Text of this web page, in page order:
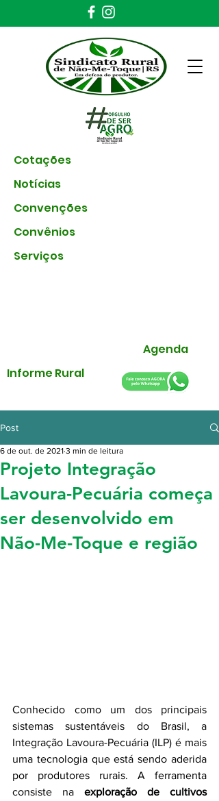
Cotações
Notícias
Convenções
Convênios
Serviços
Agenda
Informe Rural
Post
Projeto Integração
Lavoura-Pecuária começa
ser desenvolvido em
Não-Me-Toque e região
6 de out. de 2021 3 min de leitura
Conhecido como um dos principais
sistemas sustentáveis do Brasil, a
Integração Lavoura-Pecuária (ILP) é mais
uma tecnologia que está sendo aderida
por produtores rurais. A ferramenta
consiste na exploração de cultivos